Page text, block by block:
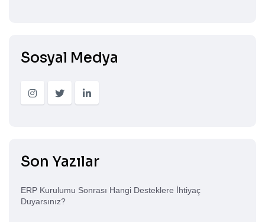
Sosyal Medya
Son Yazılar
ERP Kurulumu Sonrası Hangi Desteklere İhtiyaç
Duyarsınız?